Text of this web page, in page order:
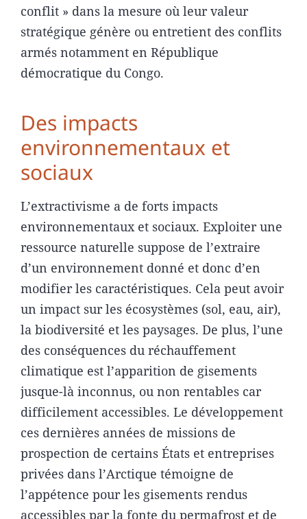
conflit » dans la mesure où leur valeur
stratégique génère ou entretient des conflits
armés notamment en République
démocratique du Congo.
Des impacts
environnementaux et
sociaux
L’extractivisme a de forts impacts
environnementaux et sociaux. Exploiter une
ressource naturelle suppose de l’extraire
d’un environnement donné et donc d’en
modifier les caractéristiques. Cela peut avoir
un impact sur les écosystèmes (sol, eau, air),
la biodiversité et les paysages. De plus, l’une
des conséquences du réchauffement
climatique est l’apparition de gisements
jusque-là inconnus, ou non rentables car
difficilement accessibles. Le développement
ces dernières années de missions de
prospection de certains États et entreprises
privées dans l’Arctique témoigne de
l’appétence pour les gisements rendus
accessibles par la fonte du permafrost et de